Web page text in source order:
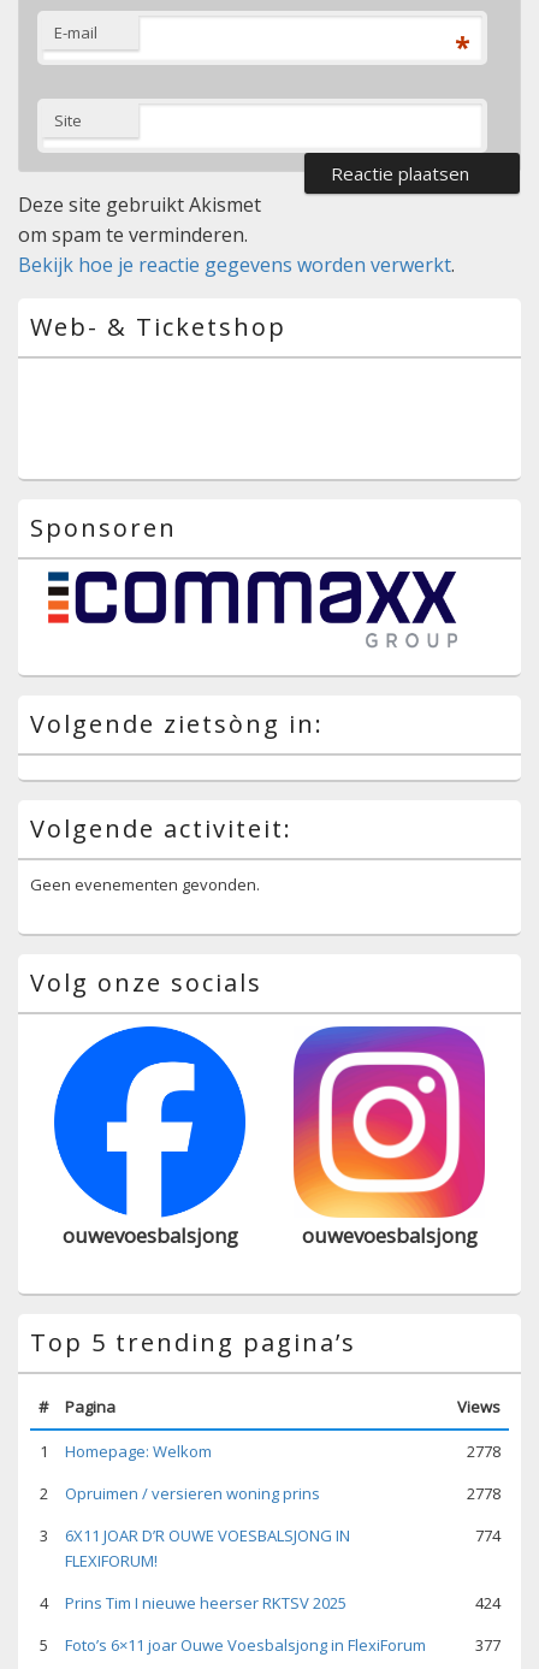
E-mail *
Site
Deze site gebruikt Akismet
om spam te verminderen.
Bekijk hoe je reactie gegevens worden verwerkt.
zijbalk
widget
Web- & Ticketshop
Sponsoren
Volgende zietsòng in:
Volgende activiteit:
Geen evenementen gevonden.
Volg onze socials
ouwevoesbalsjong ouwevoesbalsjong
Top 5 trending pagina’s
# Pagina Views
1 Homepage: Welkom
2778
2
Opruimen / versieren woning prins
2778
3
6X11 JOAR D’R OUWE VOESBALSJONG IN
FLEXIFORUM!
774
4 Prins Tim I nieuwe heerser RKTSV 2025
424
5
Foto’s 6×11 joar Ouwe Voesbalsjong in FlexiForum 377